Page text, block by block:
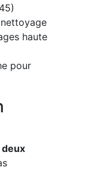
haute
pour
deux